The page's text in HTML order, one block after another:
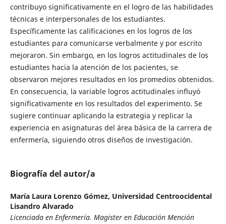
contribuyo significativamente en el logro de las habilidades
técnicas e interpersonales de los estudiantes.
Específicamente las calificaciones en los logros de los
estudiantes para comunicarse verbalmente y por escrito
mejoraron. Sin embargo, en los logros actitudinales de los
estudiantes hacia la atención de los pacientes, se
observaron mejores resultados en los promedios obtenidos.
En consecuencia, la variable logros actitudinales influyó
significativamente en los resultados del experimento. Se
sugiere continuar aplicando la estrategia y replicar la
experiencia en asignaturas del área básica de la carrera de
enfermería, siguiendo otros diseños de investigación.
Biografía del autor/a
María Laura Lorenzo Gómez, Universidad Centroocidental
Lisandro Alvarado
Licenciada en Enfermería. Magister en Educación Mención